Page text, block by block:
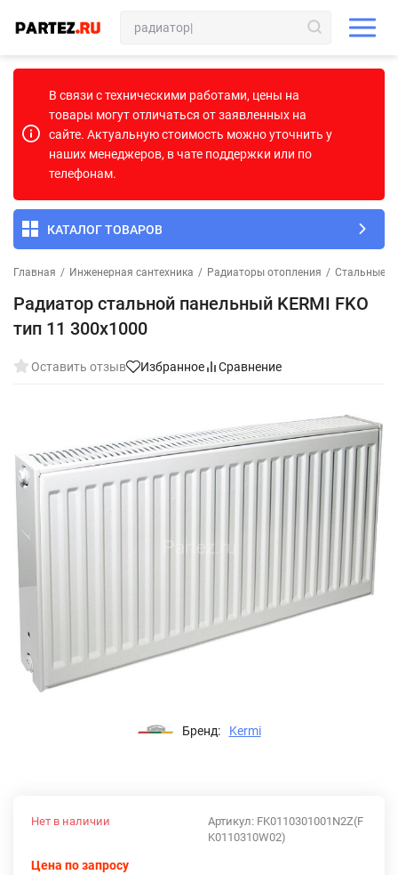
В связи с техническими работами, цены на
товары могут отличаться от заявленных на
сайте. Актуальную стоимость можно уточнить у
наших менеджеров, в чате поддержки или по
телефонам.
КАТАЛОГ ТОВАРОВ
Главная / Инженерная сантехника / Радиаторы отопления / Стальные
Радиатор стальной панельный KERMI FKO
тип 11 300х1000
Оставить отзыв Избранное Сравнение
Бренд: Kermi
Артикул: FK0110301001N2Z(F
K0110310W02)
Нет в наличии
Цена по запросу